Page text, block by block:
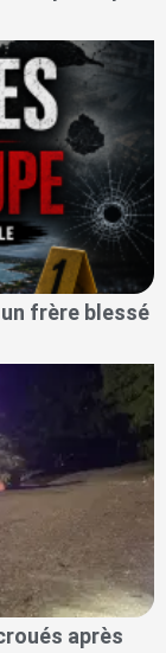
frère blessé
après